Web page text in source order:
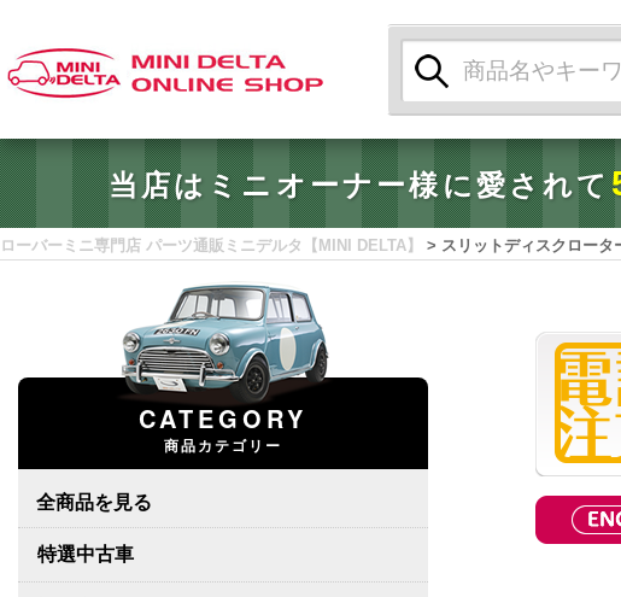
索:
当店はミニオーナー様に愛されて
ローバーミニ専門店 パーツ通販ミニデルタ【MINI DELTA】 > スリットディスクロータ
CATEGORY
商品カテゴリー
全商品を見る
特選中古車